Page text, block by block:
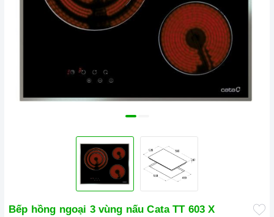
Bếp hồng ngoại 3 vùng nấu Cata TT 603 X